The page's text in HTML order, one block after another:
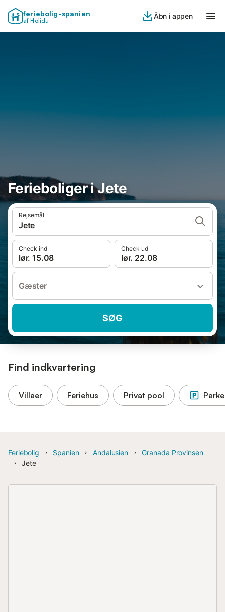
feriebolig-spanien
af Holidu
Åbn i appen
Ferieboliger i Jete
Rejsemål
Jete
Check ind
lør. 15.08
Check ud
lør. 22.08
Gæster
SØG
Find indkvartering
Villaer Feriehus Privat pool
Feriebolig Spanien Andalusien
Granada Provinsen
Jete